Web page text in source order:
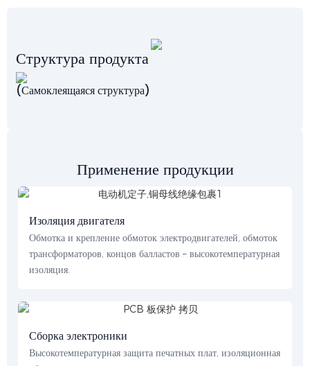
Структура продукта
(Самоклеящаяся структура)
Применение продукции
Изоляция двигателя
Обмотка и крепление обмоток электродвигателей, обмоток
трансформаторов, концов балластов – высокотемпературная
изоляция.
Сборка электроники
Высокотемпературная защита печатных плат, изоляционная